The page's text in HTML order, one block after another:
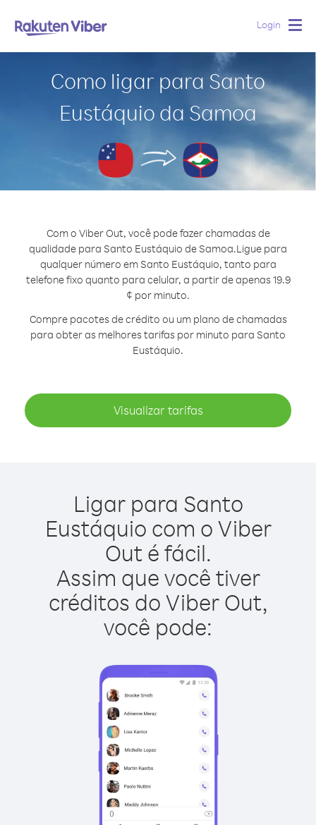
Login
Como ligar para Santo
Eustáquio da Samoa
Com o Viber Out, você pode fazer chamadas de
qualidade para Santo Eustáquio de Samoa.Ligue para
qualquer número em Santo Eustáquio, tanto para
telefone fixo quanto para celular, a partir de apenas 19.9
¢ por minuto.
Compre pacotes de crédito ou um plano de chamadas
para obter as melhores tarifas por minuto para Santo
Eustáquio.
Visualizar tarifas
Ligar para Santo
Eustáquio com o Viber
Out é fácil.
Assim que você tiver
créditos do Viber Out,
você pode: